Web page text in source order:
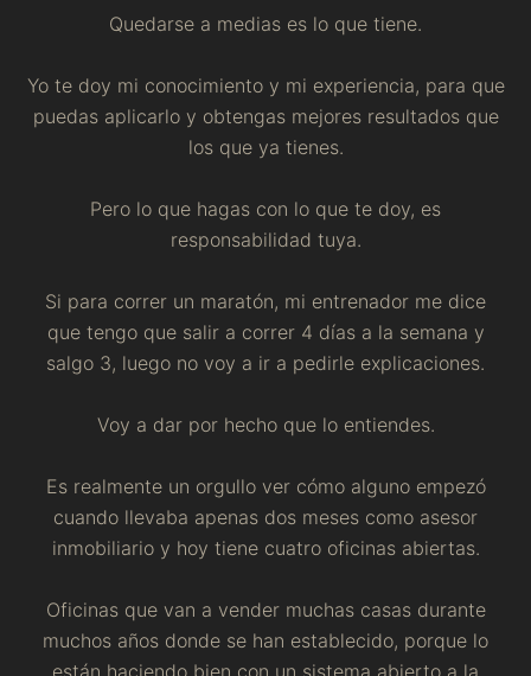
Quedarse a medias es lo que tiene.
Yo te doy mi conocimiento y mi experiencia, para que
puedas aplicarlo y obtengas mejores resultados que
los que ya tienes.
Pero lo que hagas con lo que te doy, es
responsabilidad tuya.
Si para correr un maratón, mi entrenador me dice
que tengo que salir a correr 4 días a la semana y
salgo 3, luego no voy a ir a pedirle explicaciones.
Voy a dar por hecho que lo entiendes.
Es realmente un orgullo ver cómo alguno empezó
cuando llevaba apenas dos meses como asesor
inmobiliario y hoy tiene cuatro oficinas abiertas.
Oficinas que van a vender muchas casas durante
muchos años donde se han establecido, porque lo
están haciendo bien con un sistema abierto a la